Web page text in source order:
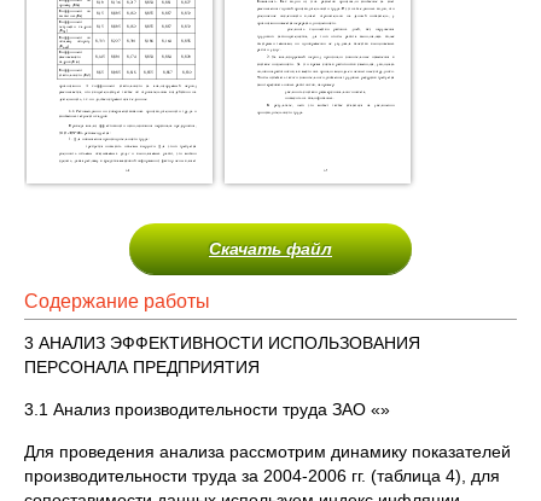
Скачать файл
Содержание работы
3 АНАЛИЗ ЭФФЕКТИВНОСТИ ИСПОЛЬЗОВАНИЯ
ПЕРСОНАЛА ПРЕДПРИЯТИЯ
3.1 Анализ производительности труда ЗАО «»
Для проведения анализа рассмотрим динамику показателей
производительности труда за 2004-2006 гг. (таблица 4), для